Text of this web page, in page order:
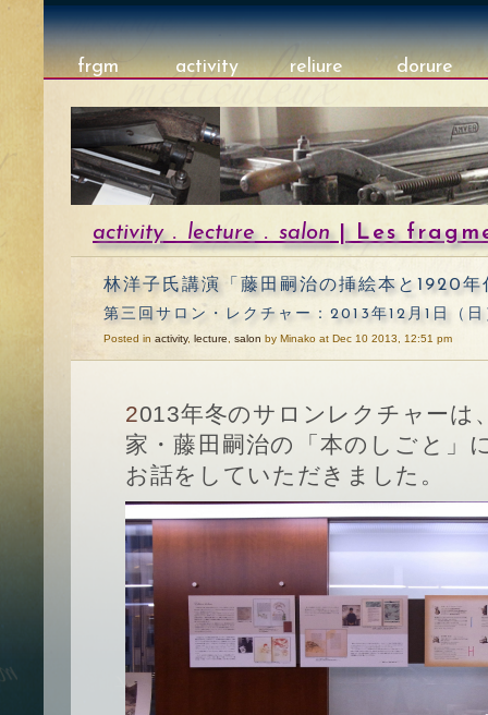
frgm activity reliure dorure
activity. lecture. salon| Les
林洋子氏講演「藤田嗣治の挿絵本と1920
第三回サロン・レクチャー：2013年12月1日（日
Posted in activity, lecture salon by Minako at Dec 10 2013, 12:51 pm
2013年冬のサロンレクチャーは、パリに渡った日本人画
家・藤田嗣治の「本のしごと」
お話をしていただきました。